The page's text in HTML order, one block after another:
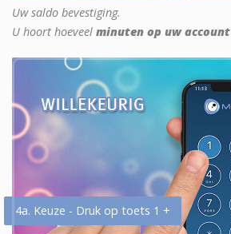
Uw saldo bevestiging.
U hoort hoeveel minuten op uw account
4a. Keuze - Druk op toets 1 +